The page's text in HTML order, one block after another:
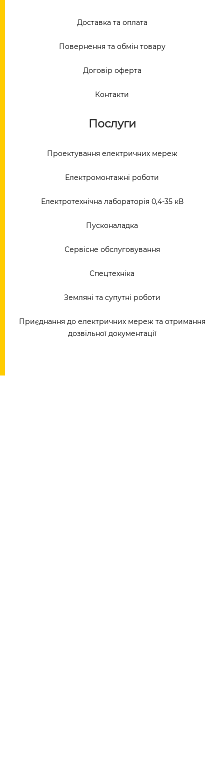
Доставка та оплата
Повернення та обмін товару
Договір оферта
Контакти
Послуги
Проектування електричних мереж
Електромонтажні роботи
Електротехнічна лабораторія 0,4-35 кВ
Пусконаладка
Сервісне обслуговування
Спецтехніка
Земляні та супутні роботи
Приєднання до електричних мереж та отримання
дозвільної документації